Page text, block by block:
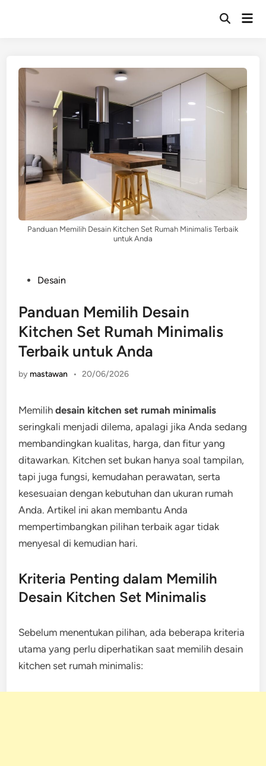
Open
Panduan Memilih Desain Kitchen Set Rumah Minimalis Terbaik
untuk Anda
PostedDesain
Panduan Memilih Desain
Kitchen Set Rumah Minimalis
Terbaik untuk Anda
by mastawan • 20/06/2026
Memilihdesain kitchen set rumah minimalis
seringkali menjadi dilema, apalagi jika Anda sedang
membandingkan kualitas, harga, dan fitur yang
ditawarkan. Kitchen set bukan hanya soal tampilan,
tapi juga fungsi, kemudahan perawatan, serta
kesesuaian dengan kebutuhan dan ukuran rumah
Anda. Artikel ini akan membantu Anda
mempertimbangkan pilihan terbaik agar tidak
menyesal di kemudian hari.
Kriteria Penting dalam Memilih
Desain Kitchen Set Minimalis
Sebelum menentukan pilihan, ada beberapa kriteria
utama yang perlu diperhatikan saat memilih desain
kitchen set rumah minimalis: